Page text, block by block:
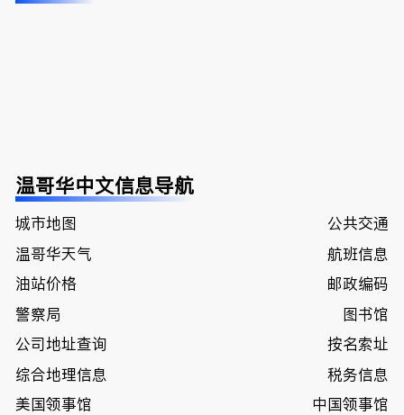
温哥华中文信息导航
城市地图
公共交通
温哥华天气
航班信息
油站价格
邮政编码
警察局
图书馆
公司地址查询
按名索址
综合地理信息
税务信息
美国领事馆
中国领事馆